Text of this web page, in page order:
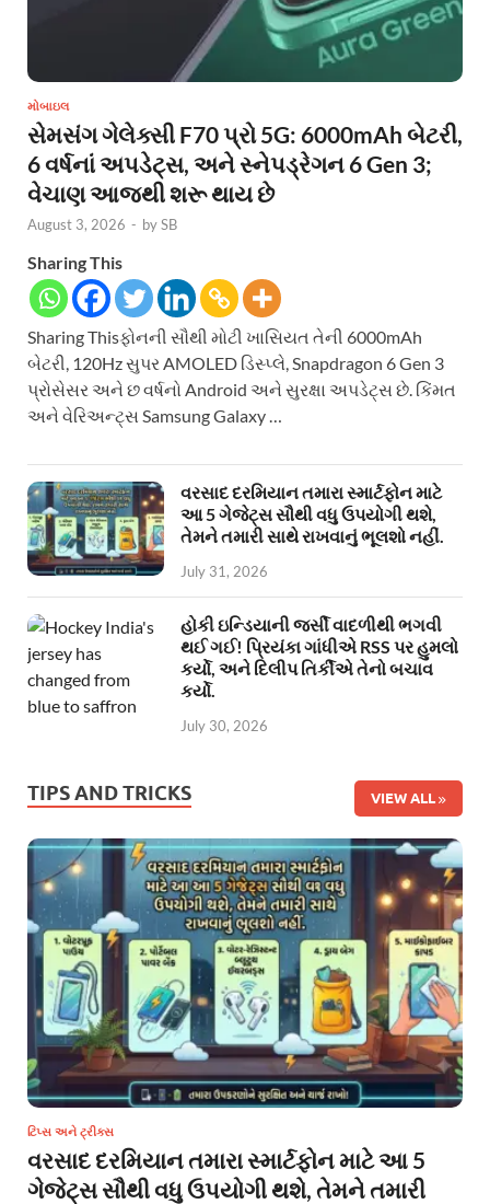
મોબાઇલ
સેમસંગ ગેલેક્સી F70 પ્રો 5G: 6000mAh બેટરી,
6 વર્ષનાં અપડેટ્સ, અને સ્નેપડ્રેગન 6 Gen 3;
વેચાણ આજથી શરૂ થાય છે
August 3, 2026 - bySB
Sharing This
Sharing Thisફોનની સૌથી મોટી ખાસિયત તેની 6000mAh
બેટરી, 120Hz સુપર AMOLED ડિસ્પ્લે, Snapdragon 6 Gen 3
પ્રોસેસર અને છ વર્ષનો Android અને સુરક્ષા અપડેટ્સ છે. કિંમત
અને વેરિઅન્ટ્સ Samsung Galaxy …
વરસાદ દરમિયાન તમારા સ્માર્ટફોન માટે
આ 5 ગેજેટ્સ સૌથી વધુ ઉપયોગી થશે,
તેમને તમારી સાથે રાખવાનું ભૂલશો નહીં.
July 31, 2026
હોકી ઇન્ડિયાની જર્સી વાદળીથી ભગવી
થઈ ગઈ! પ્રિયંકા ગાંધીએ RSS પર હુમલો
કર્યો, અને દિલીપ તિર્કીએ તેનો બચાવ
કર્યો.
July 30, 2026
TIPS AND TRICKS VIEW ALL
ટિપ્સ અને ટ્રીક્સ
વરસાદ દરમિયાન તમારા સ્માર્ટફોન માટે આ 5
ગેજેટ્સ સૌથી વધુ ઉપયોગી થશે, તેમને તમારી